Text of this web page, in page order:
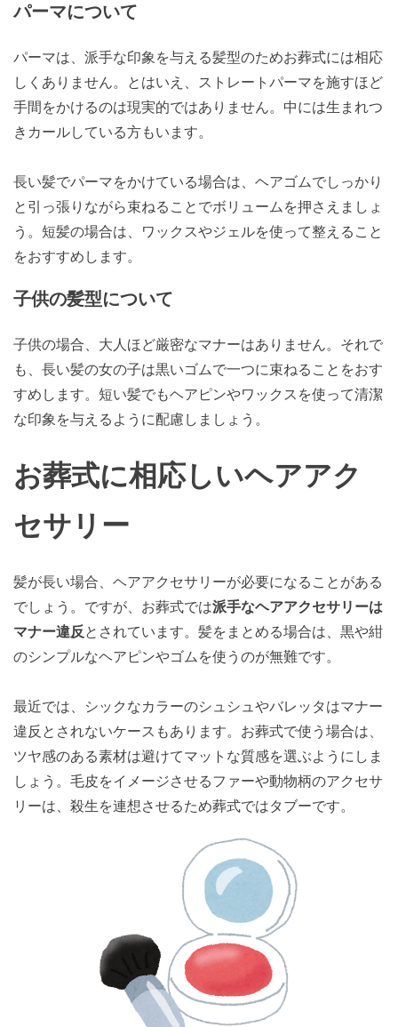
パーマについて
パーマは、派手な印象を与える髪型のためお葬式には相応
しくありません。とはいえ、ストレートパーマを施すほど
手間をかけるのは現実的ではありません。中には生まれつ
きカールしている方もいます。
長い髪でパーマをかけている場合は、ヘアゴムでしっかり
と引っ張りながら束ねることでボリュームを押さえましょ
う。短髪の場合は、ワックスやジェルを使って整えること
をおすすめします。
子供の髪型について
子供の場合、大人ほど厳密なマナーはありません。それで
も、長い髪の女の子は黒いゴムで一つに束ねることをおす
すめします。短い髪でもヘアピンやワックスを使って清潔
な印象を与えるように配慮しましょう。
お葬式に相応しいヘアアク
セサリー
髪が長い場合、ヘアアクセサリーが必要になることがある
でしょう。ですが、お葬式では派手なヘアアクセサリーは
マナー違反 とされています。髪をまとめる場合は、黒や紺
のシンプルなヘアピンやゴムを使うのが無難です。
最近では、シックなカラーのシュシュやバレッタはマナー
違反とされないケースもあります。お葬式で使う場合は、
ツヤ感のある素材は避けてマットな質感を選ぶようにしま
しょう。毛皮をイメージさせるファーや動物柄のアクセサ
リーは、殺生を連想させるため葬式ではタブーです。